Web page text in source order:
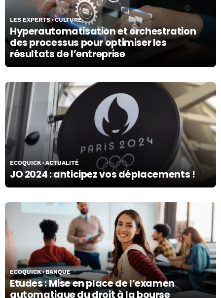
Hyperautomatisation et orchestration
des processus pour optimiser les
résultats de l’entreprise
LES EXPERTS CULTURE
JO 2024 : anticipez vos déplacements !
ECOQUICK ACTUALITÉ
03/05/24
Etudes : Mise en place de l’examen
automatique du droit à la bourse
ECOQUICK BANQUE
03/05/24